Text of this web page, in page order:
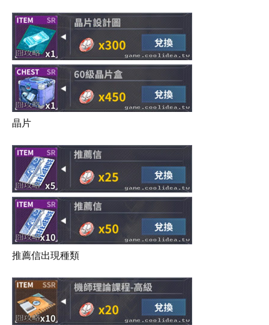
晶片
推薦信出現種類